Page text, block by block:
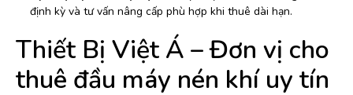
định kỳ và tư vấn nâng cấp phù hợp khi thuê dài hạn.
Thiết Bị Việt Á – Đơn vị cho
thuê đầu máy nén khí uy tín